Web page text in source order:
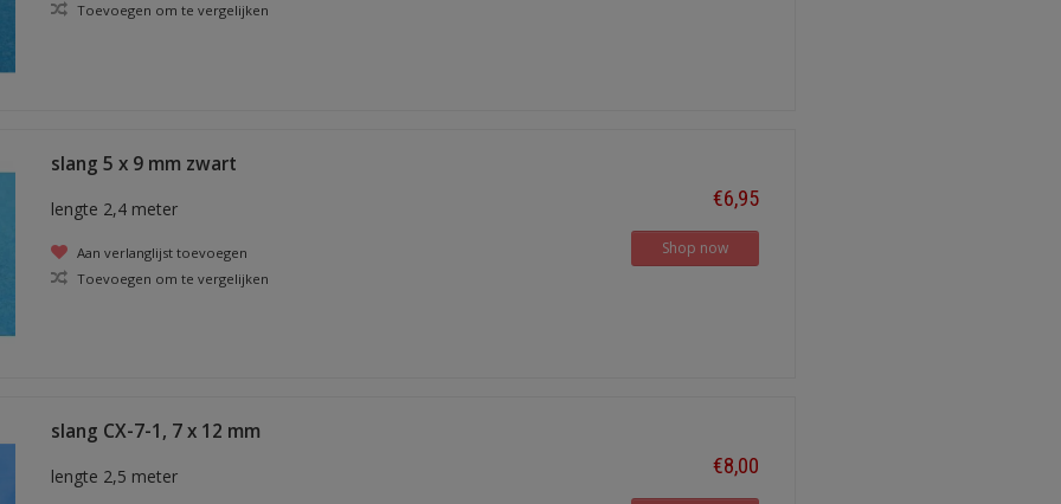
Toevoegen om te vergelijken
slang 5 x 9 mm zwart
lengte 2,4 meter
Aan verlanglijst toevoegen
Toevoegen om te vergelijken
€6,95
Shop now
slang CX-7-1, 7 x 12 mm
lengte 2,5 meter €8,00